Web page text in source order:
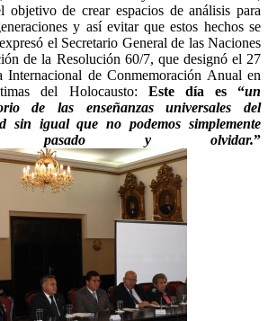
objetivo de crear espacios de análisis para
y así evitar que estos hechos se
el Secretario General de las Naciones
de la Resolución 60/7, que designó el 27
de Conmemoración Anual en
del Holocausto: Este día es “un
de las enseñanzas universales del
sin igual que no podemos simplemente
pasado y olvidar.”